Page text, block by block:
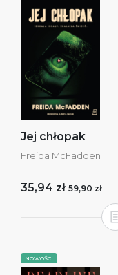
Jej chłopak
Freida McFadden
35,94 zł 59,90 zł
NOWOŚCI